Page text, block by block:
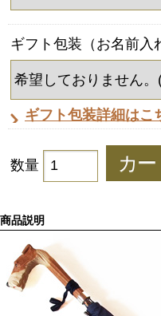
ギフト包装（お名前入
ギフト包装詳細はこ
数量
商品説明